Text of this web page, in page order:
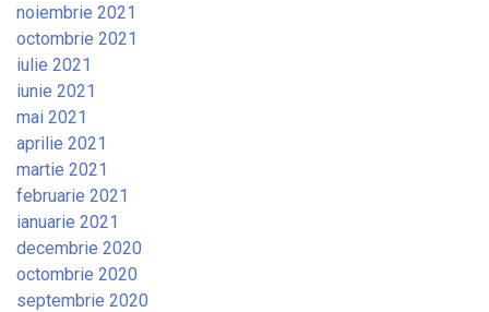
noiembrie 2021
octombrie 2021
iulie 2021
iunie 2021
mai 2021
aprilie 2021
martie 2021
februarie 2021
ianuarie 2021
decembrie 2020
octombrie 2020
septembrie 2020